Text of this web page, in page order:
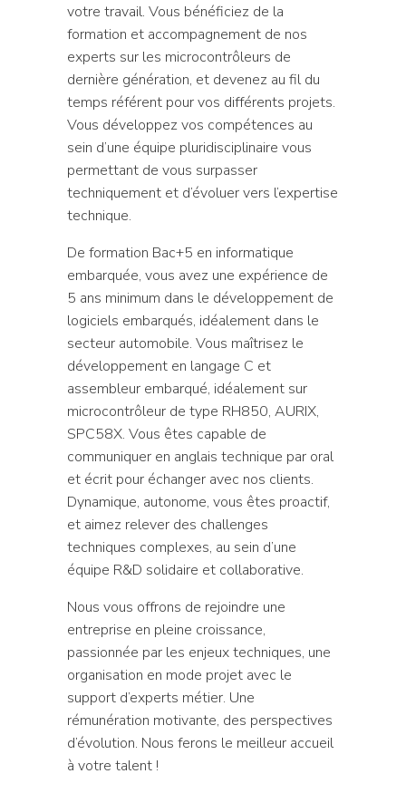
votre travail. Vous bénéficiez de la
formation et accompagnement de nos
experts sur les microcontrôleurs de
dernière génération, et devenez au fil du
temps référent pour vos différents projets.
Vous développez vos compétences au
sein d’une équipe pluridisciplinaire vous
permettant de vous surpasser
techniquement et d’évoluer vers l’expertise
technique.
De formation Bac+5 en informatique
embarquée, vous avez une expérience de
5 ans minimum dans le développement de
logiciels embarqués, idéalement dans le
secteur automobile. Vous maîtrisez le
développement en langage C et
assembleur embarqué, idéalement sur
microcontrôleur de type RH850, AURIX,
SPC58X. Vous êtes capable de
communiquer en anglais technique par oral
et écrit pour échanger avec nos clients.
Dynamique, autonome, vous êtes proactif,
et aimez relever des challenges
techniques complexes, au sein d’une
équipe R&D solidaire et collaborative.
Nous vous offrons de rejoindre une
entreprise en pleine croissance,
passionnée par les enjeux techniques, une
organisation en mode projet avec le
support d’experts métier. Une
rémunération motivante, des perspectives
d’évolution. Nous ferons le meilleur accueil
à votre talent !